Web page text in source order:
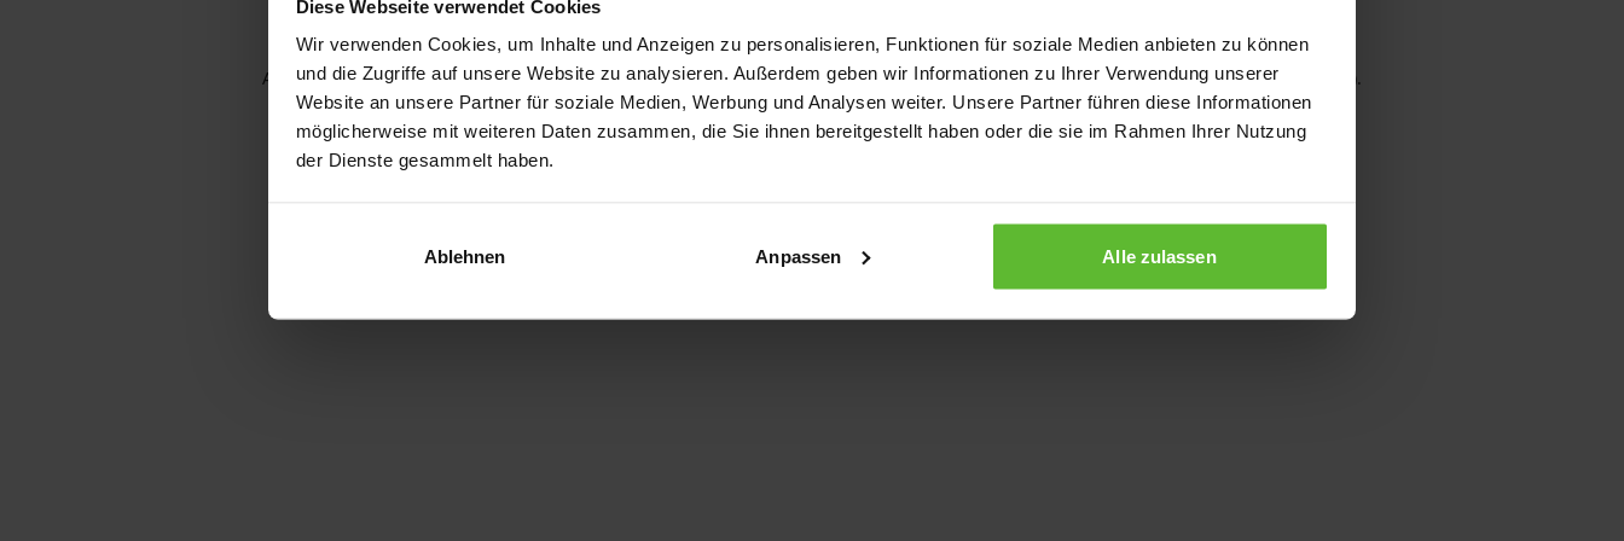
Diese Webseite verwendet Cookies
Wir verwenden Cookies, um Inhalte und Anzeigen zu personalisieren, Funktionen für soziale Medien anbieten zu können
und die Zugriffe auf unsere Website zu analysieren. Außerdem geben wir Informationen zu Ihrer Verwendung unserer
Website an unsere Partner für soziale Medien, Werbung und Analysen weiter. Unsere Partner führen diese Informationen
möglicherweise mit weiteren Daten zusammen, die Sie ihnen bereitgestellt haben oder die sie im Rahmen Ihrer Nutzung
der Dienste gesammelt haben.
Ablehnen Anpassen Alle zulassen
Application error: a client-side exception has occurred while loading www.kurzwego.de (see the browser console for more information).